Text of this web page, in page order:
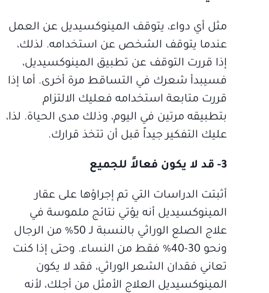
مثل أي دواء، يتوقف المينوكسيديل عن العمل
عندما يتوقف الشخص عن استخدامه. لذلك،
إذا قررت التوقف عن تطبيق المينوكسيديل،
فسيبدأ شعرك في التساقط مرة أخرى. أما إذا
قررت متابعة استخدامه فعليك الالتزام
بتطبيقه مرتين في اليوم، وذلك مدى الحياة. لذا،
عليك التفكير جيداً قبل أن تتخذ قرارك.
3- قد لا يكون فعالاً للجميع
أثبتت الدراسات التي تم إجراؤها على عقار
المينوكسيديل أنه يؤتي نتائج ملموسة في
علاج الصلع الوراثي بالنسبة لـ 50% من الرجال
ونحو 30-40% فقط من النساء. وحتى إذا كنت
تعاني فقدان الشعر الوراثي، فقد لا يكون
المينوكسيديل العلاج الأمثل من أجلك، لأنه